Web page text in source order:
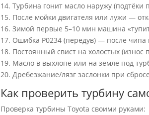
14. Турбина гонит масло наружу
15. После мойки двигателя или лужи —
16. Зимой первые 5–10 мин машина
17. Ошибка P0234 (передув) — после чипа
18. Постоянный свист на холостых (износ
19. Масло в выхлопе или на земле под
20. Дребезжание/лязг заслонки при
Как проверить турбину
Проверка турбины Toyota своими руками: